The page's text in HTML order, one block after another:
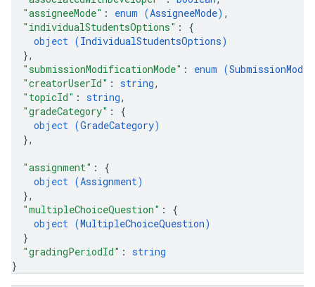
"assigneeMode" : enum (AssigneeMode) ,
"individualStudentsOptions" : {
object (IndividualStudentsOptions)
},
"submissionModificationMode" : enum (
"creatorUserId" : string,
"topicId" : string,
"gradeCategory" : {
object (GradeCategory)
},
"assignment" : {
object (Assignment)
},
"multipleChoiceQuestion" : {
object (MultipleChoiceQuestion)
}
"gradingPeriodId" : string
}